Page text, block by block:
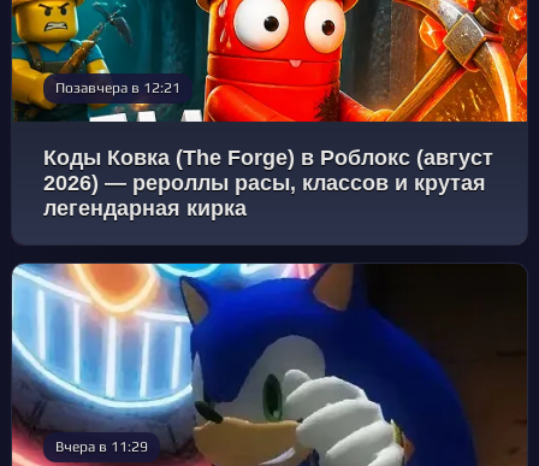
Позавчера в 12:21
Коды Ковка (The Forge) в Роблокс (август
2026) — рероллы расы, классов и крутая
легендарная кирка
Вчера в 11:29